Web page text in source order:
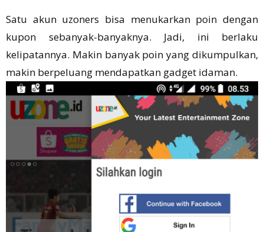
Satu akun uzoners bisa menukarkan poin dengan
kupon sebanyak-banyaknya. Jadi, ini berlaku
kelipatannya. Makin banyak poin yang dikumpulkan,
makin berpeluang mendapatkan gadget idaman.